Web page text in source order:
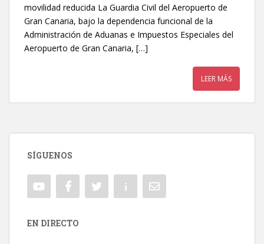
movilidad reducida La Guardia Civil del Aeropuerto de
Gran Canaria, bajo la dependencia funcional de la
Administración de Aduanas e Impuestos Especiales del
Aeropuerto de Gran Canaria, […]
LEER MÁS
SÍGUENOS
EN DIRECTO